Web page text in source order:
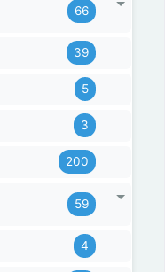
66
39
5
3
200
59
4